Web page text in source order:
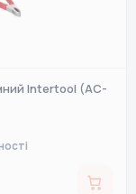
Intertool (AC-